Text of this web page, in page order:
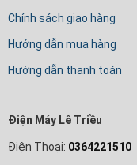
Chính sách giao hàng
Hướng dẫn mua hàng
Hướng dẫn thanh toán
Điện Máy Lê Triều
Điện Thoại: 0364221510